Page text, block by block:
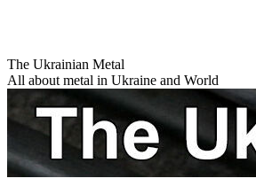
Skip
to
content
The Ukrainian Metal
All about metal in Ukraine and World